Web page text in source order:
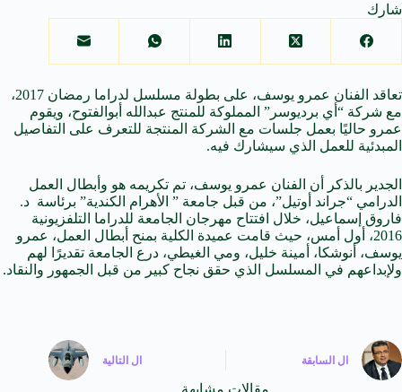
شارك
تعاقد الفنان عمرو يوسف، على بطولة مسلسل لدراما رمضان 2017،
مع شركة “أي برديوسر” المملوكة للمنتج عبدالله أبوالفتوح، ويقوم
عمرو حاليًا بعمل جلسات مع الشركة المنتجة للتعرف على التفاصيل
المبدئية للعمل الذي سيشارك فيه.
الجدير بالذكر أن الفنان عمرو يوسف، تم تكريمه هو وأبطال العمل
الدرامي “جراند أوتيل”، من قبل جامعة ” الأهرام الكندية” برئاسة د.
فاروق إسماعيل، خلال افتتاح مهرجان الجامعة للدراما التلفزيونية
2016، أول أمس، حيث قامت عميدة الكلية بمنح أبطال العمل، عمرو
يوسف، أنوشكا، أمينة خليل، ومي الغيطي، درع الجامعة تقديرًا لهم
ولإبداعهم في المسلسل الذي حقق نجاح كبير من قبل الجمهور والنقاد.
ال السابقة ال التالية
مقالات مشابهة